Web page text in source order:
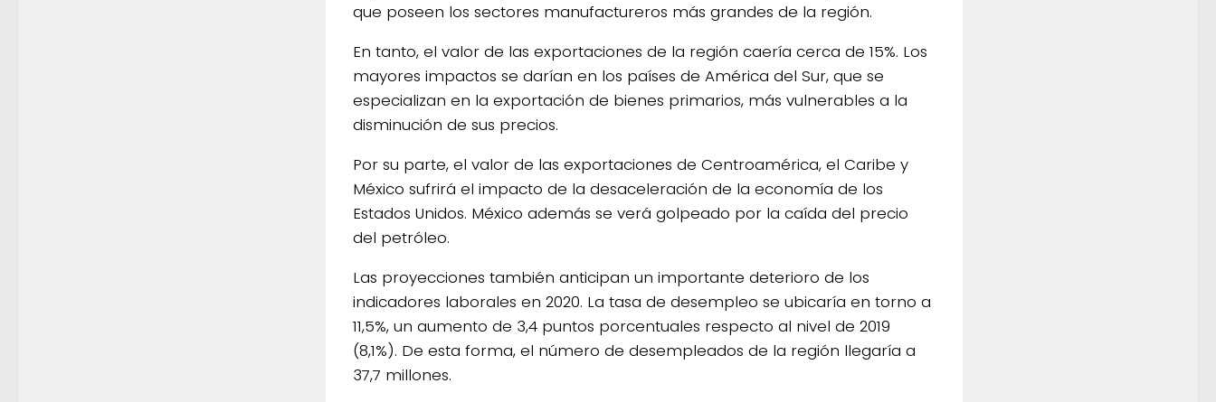
que poseen los sectores manufactureros más grandes de la región.
En tanto, el valor de las exportaciones de la región caería cerca de 15%. Los
mayores impactos se darían en los países de América del Sur, que se
especializan en la exportación de bienes primarios, más vulnerables a la
disminución de sus precios.
Por su parte, el valor de las exportaciones de Centroamérica, el Caribe y
México sufrirá el impacto de la desaceleración de la economía de los
Estados Unidos. México además se verá golpeado por la caída del precio
del petróleo.
Las proyecciones también anticipan un importante deterioro de los
indicadores laborales en 2020. La tasa de desempleo se ubicaría en torno a
11,5%, un aumento de 3,4 puntos porcentuales respecto al nivel de 2019
(8,1%). De esta forma, el número de desempleados de la región llegaría a
37,7 millones.